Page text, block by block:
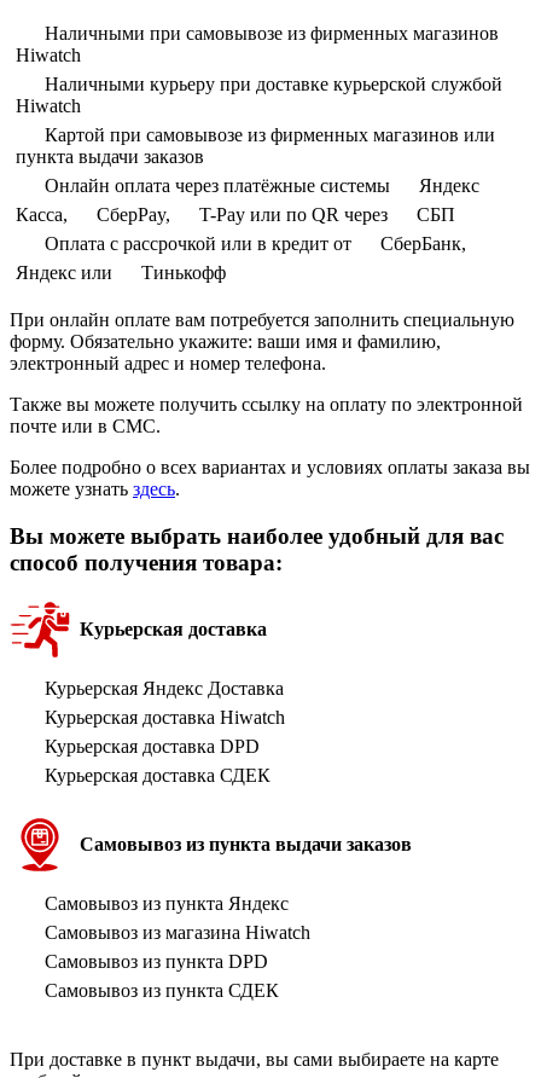
Наличными при самовывозе из фирменных магазинов
Hiwatch
Наличными курьеру при доставке курьерской службой
Hiwatch
Картой при самовывозе из фирменных магазинов или
пункта выдачи заказов
Онлайн оплата через платёжные системы
Яндекс
Касса,
СберPay, T-Pay или по QR через
СБП
Оплата с рассрочкой или в кредит от
СберБанк,
Яндекс или
Тинькофф
При онлайн оплате вам потребуется заполнить специальную
форму. Обязательно укажите: ваши имя и фамилию,
электронный адрес и номер телефона.
Также вы можете получить ссылку на оплату по электронной
почте или в СМС.
Более подробно о всех вариантах и условиях оплаты заказа вы
можете узнать здесь.
Вы можете выбрать наиболее удобный для вас
способ получения товара:
Курьерская доставка
Курьерская Яндекс Доставка
Курьерская доставка Hiwatch
Курьерская доставка DPD
Курьерская доставка СДЕК
Самовывоз из пункта выдачи заказов
Самовывоз из пункта Яндекс
Самовывоз из магазина Hiwatch
Самовывоз из пункта DPD
Самовывоз из пункта СДЕК
При доставке в пункт выдачи, вы сами выбираете на карте